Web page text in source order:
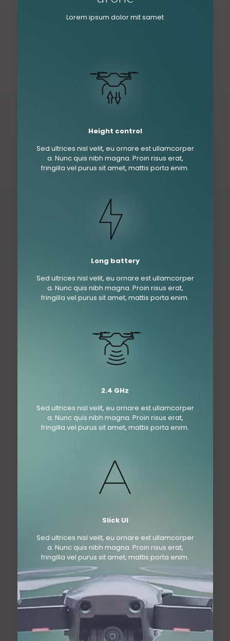
Lorem ipsum dolor mit samet
Height control
Sed ultrices nisl velit, eu ornare est ullamcorper
a. Nunc quis nibh magna. Proin risus erat,
fringilla vel purus sit amet, mattis porta enim.
Long battery
Sed ultrices nisl velit, eu ornare est ullamcorper
a. Nunc quis nibh magna. Proin risus erat,
fringilla vel purus sit amet, mattis porta enim.
2.4 GHz
Sed ultrices nisl velit, eu ornare est ullamcorper
a. Nunc quis nibh magna. Proin risus erat,
fringilla vel purus sit amet, mattis porta enim.
Slick UI
Sed ultrices nisl velit, eu ornare est ullamcorper
a. Nunc quis nibh magna. Proin risus erat,
fringilla vel purus sit amet, mattis porta enim.